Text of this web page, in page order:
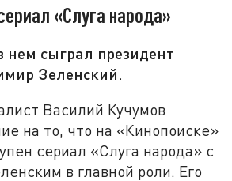
«Слуга народа»
нем сыграл президент
Зеленский.
Василий Кучумов
на то, что на «Кинопоиске»
сериал «Слуга народа» с
в главной роли. Его